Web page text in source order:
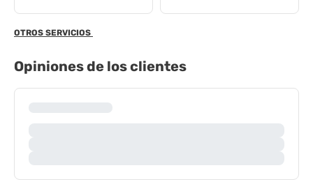
OTROS SERVICIOS
Opiniones de los clientes